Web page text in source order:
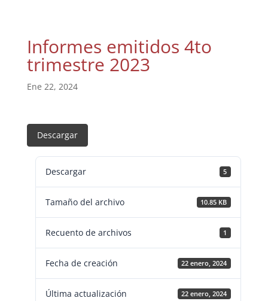
Informes emitidos 4to
trimestre 2023
Ene 22, 2024
Descargar
Descargar 5
Tamaño del archivo 10.85 KB
Recuento de archivos 1
Fecha de creación 22 enero, 2024
Última actualización 22 enero, 2024